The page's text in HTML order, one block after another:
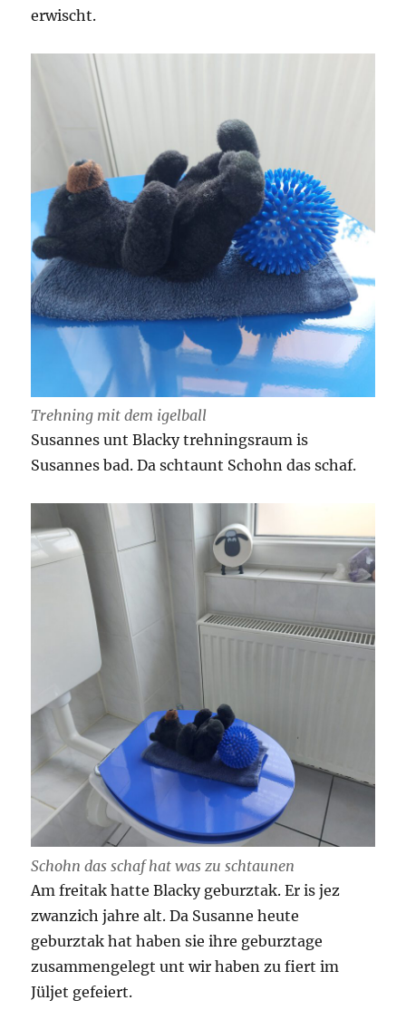
erwischt.
Trehning mit dem igelball
Susannes unt Blacky trehningsraum is
Susannes bad. Da schtaunt Schohn das schaf.
Schohn das schaf hat was zu schtaunen
Am freitak hatte Blacky geburztak. Er is jez
zwanzich jahre alt. Da Susanne heute
geburztak hat haben sie ihre geburztage
zusammengelegt unt wir haben zu fiert im
Jüljet gefeiert.